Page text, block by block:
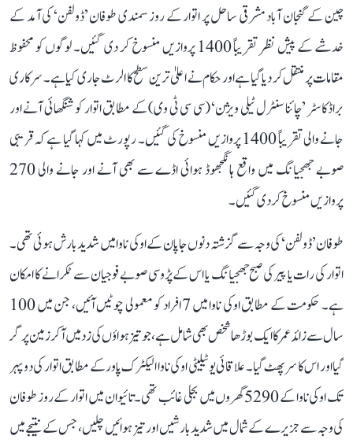
چین کے گنجان آباد مشرقی ساحل پر اتوار کے روز سمندی طوفان ’ڈولفن‘ کی آمد کے
خدشے کے پیش نظر تقریباً 1400 پروازیں منسوخ کر دی گئیں۔ لوگوں کو محفوظ
مقامات پر منتقل کر دیا گیا ہے اور حکام نے اعلیٰ ترین سطح کا الرٹ جاری کیا ہے۔ سرکاری
براڈکاسٹر ’چائنا سنٹرل ٹیلی ویژن‘ (سی سی ٹی وی) کے مطابق اتوار کو شنگھائی آنے اور
جانے والی تقریباً 1400 پروازیں منسوخ کی گئیں۔ رپورٹ میں کہا گیا ہے کہ قریبی
صوبے جھجیانگ میں واقع ہانگجھوڈ ہوائی اڈے سے بھی آنے اور جانے والی 270
پروازیں منسوخ کر دی گئیں۔
طوفان ’ڈولفن‘ کی وجہ سے گزشتہ دنوں جاپان کے اوکی ناوا میں شدید بارش ہوئی تھی۔
اتوار کی رات یا پیر کی صبح جھجیانگ یا اس کے پڑوسی صوبے فوجیان سے ٹکرانے کا امکان
ہے۔ حکومت کے مطابق اوکی ناوا میں 7 افراد کو معمولی چوٹیں آئیں، جن میں 100
سال سے زائد عمر کا ایک بوڑھا شخص بھی شامل ہے، جو تیز ہواؤں کی زد میں آ کر زمین پر گر
گیا اور اس کا سر پھٹ گیا۔ علاقائی یوٹیلیٹی اوکی ناوا الیکٹرک پاور کے مطابق اتوار کی دوپہر
تک اوکی ناوا کے 5290 گھروں میں بجلی غائب تھی۔ تائیوان میں اتوار کے روز طوفان
کی وجہ سے جزیرے کے شمال میں شدید بارشیں اور تیز ہوائیں چلیں، جس کے نتیجے میں